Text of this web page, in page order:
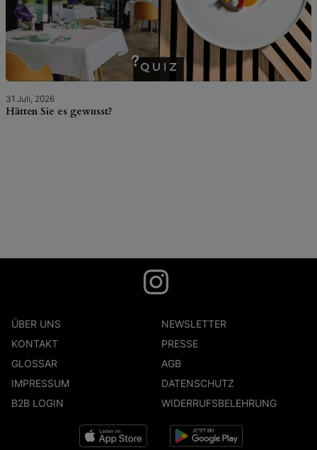
31 Juli, 2026
Hätten Sie es gewusst?
ÜBER UNS
NEWSLETTER
KONTAKT
PRESSE
GLOSSAR
AGB
IMPRESSUM
DATENSCHUTZ
B2B LOGIN
WIDERRUFSBELEHRUNG